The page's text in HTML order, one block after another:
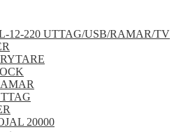
12-220 UTTAG/USB/RAMAR/TV
20000